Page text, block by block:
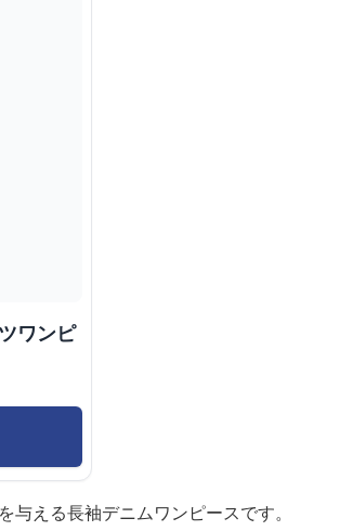
ワンピ
える長袖デニムワンピースです。